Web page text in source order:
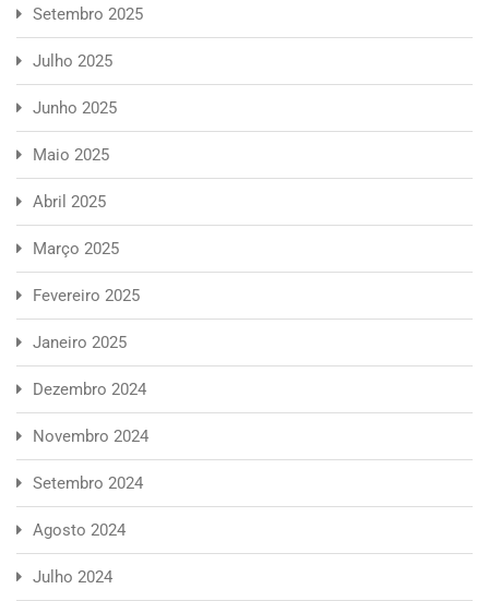
Setembro 2025
Julho 2025
Junho 2025
Maio 2025
Abril 2025
Março 2025
Fevereiro 2025
Janeiro 2025
Dezembro 2024
Novembro 2024
Setembro 2024
Agosto 2024
Julho 2024